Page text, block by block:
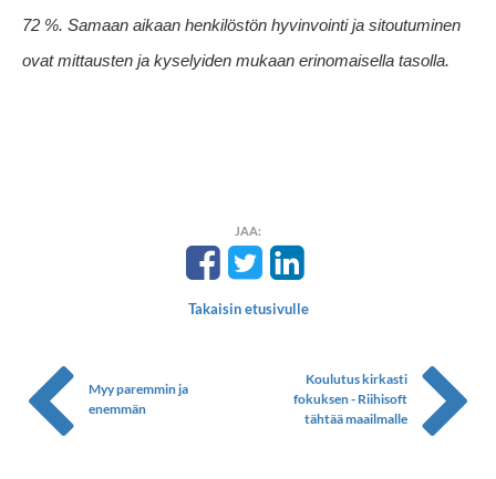
72 %. Samaan aikaan henkilöstön hyvinvointi ja sitoutuminen
ovat mittausten ja kyselyiden mukaan erinomaisella tasolla.
JAA:
Takaisin etusivulle
Myy paremmin ja
enemmän
Koulutus kirkasti
fokuksen - Riihisoft
tähtää maailmalle